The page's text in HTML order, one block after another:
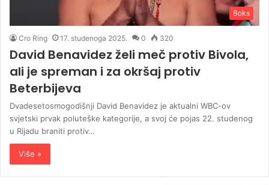
Boks
Cro Ring 17. studenoga 2025. 0 320
David Benavidez želi meč protiv Bivola,
ali je spreman i za okršaj protiv
Beterbijeva
Dvadesetosmogodišnji David Benavidez je aktualni WBC-ov
svjetski prvak poluteške kategorije, a svoj će pojas 22. studenog
u Rijadu braniti protiv…
Više »